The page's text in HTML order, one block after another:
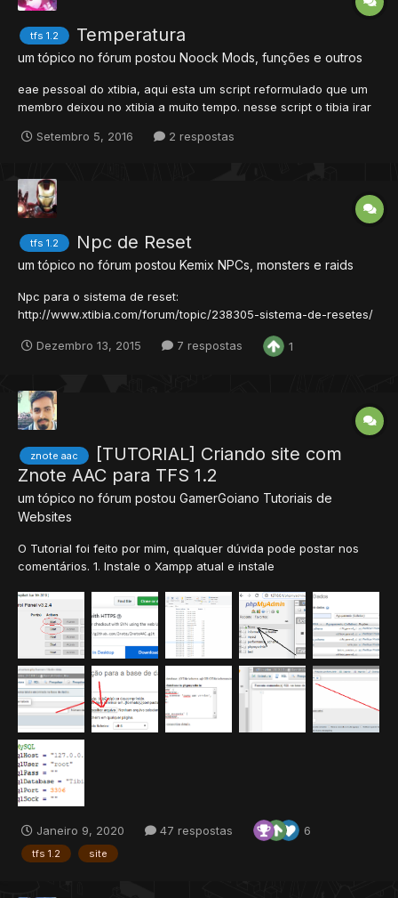
tfs 1.2 Temperatura
um tópico no fórum postou Noock Mods, funções e outros
eae pessoal do xtibia, aqui esta um script reformulado que um
membro deixou no xtibia a muito tempo. nesse script o tibia irar
calor, funciona basicamente assim, dependendo da sua roupa e
Setembro 5, 2016 2 respostas
tfs 1.2 Npc de Reset
um tópico no fórum postou Kemix NPCs, monsters e raids
Npc para o sistema de reset:
http://www.xtibia.com/forum/topic/238305-sistema-de-resetes/
> <npc name="Reseter" script="reseter.lua"> <health
Dezembro 13, 2015 7 respostas 1
znote aac
[TUTORIAL] Criando site com
Znote AAC para TFS 1.2
um tópico no fórum postou GamerGoiano Tutoriais de
Websites
O Tutorial foi feito por mim, qualquer dúvida pode postar nos
comentários. 1. Instale o Xampp atual e instale
C:\xampp e abra o xampp-control.exe 3. Inicie o Apache e o
MySQL 4. Baixe o Znote AAC (É o mais fácil de usar)...
Janeiro 9, 2020 47 respostas 6
tfs 1.2 site